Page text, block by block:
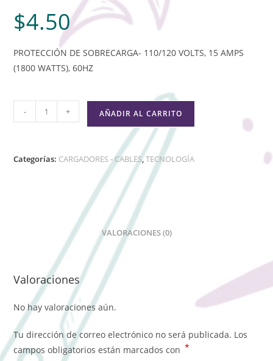
$4.50
PROTECCIÓN DE SOBRECARGA- 110/120 VOLTS, 15 AMPS
(1800 WATTS), 60HZ
- + AÑADIR AL CARRITO
Categorías: CARGADORES - CABLES,TECNOLOGÍA
VALORACIONES (0)
Valoraciones
No hay valoraciones aún.
Tu dirección de correo electrónico no será publicada. Los
campos obligatorios están marcados con *